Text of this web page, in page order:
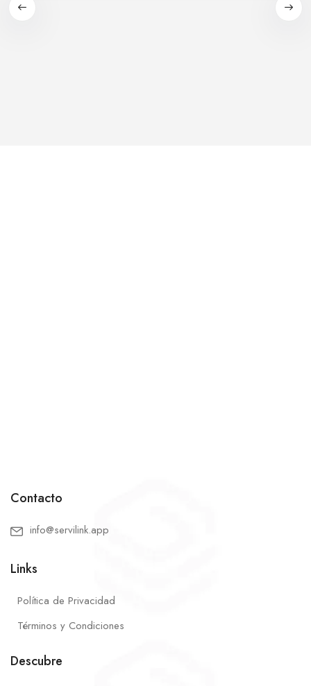
Contacto
info@servilink.app
Links
Política de Privacidad
Términos y Condiciones
Descubre